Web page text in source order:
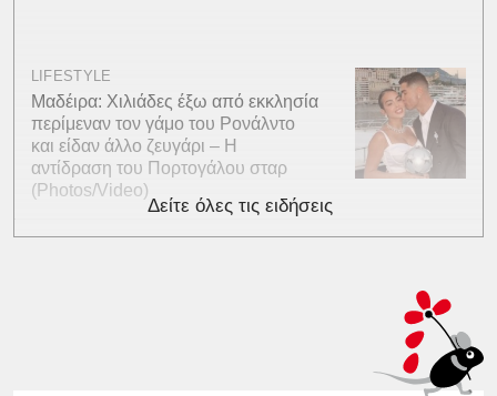
LIFESTYLE
Μαδέιρα: Χιλιάδες έξω από εκκλησία
περίμεναν τον γάμο του Ρονάλντο
και είδαν άλλο ζευγάρι – Η
αντίδραση του Πορτογάλου σταρ
(Photos/Video)
Δείτε όλες τις ειδήσεις